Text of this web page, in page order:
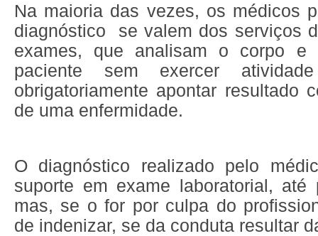
Na maioria das vezes, os médicos
diagnóstico
se valem dos serviços
exames, que analisam o corpo e
paciente sem exercer
obrigatoriamente apontar resultado
de uma enfermidade.
O diagnóstico realizado pelo
suporte em exame laboratorial, até
mas, se o for por culpa do
de indenizar, se da conduta resultar